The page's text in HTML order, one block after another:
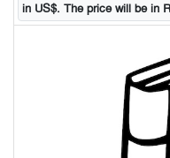
in US$. The price will be in